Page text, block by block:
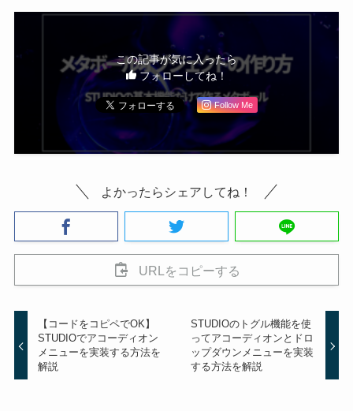
この記事が気に入ったら
フォローしてね！
Follow Me
よかったらシェアしてね！
URLをコピーする
【コードをコピペでOK】
STUDIOでアコーディオン
メニューを実装する方法を
解説
STUDIOのトグル機能を使
ってアコーディオンとドロ
ップダウンメニューを実装
する方法を解説